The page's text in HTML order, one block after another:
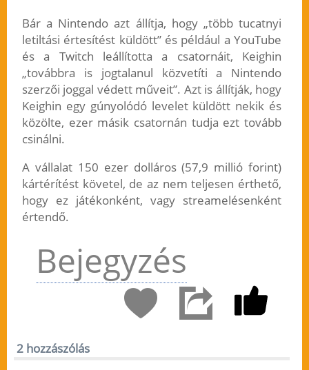
Bár a Nintendo azt állítja, hogy „több tucatnyi
letiltási értesítést küldött” és például a YouTube
és a Twitch leállította a csatornáit, Keighin
„továbbra is jogtalanul közvetíti a Nintendo
szerzői joggal védett műveit”. Azt is állítják, hogy
Keighin egy gúnyolódó levelet küldött nekik és
közölte, ezer másik csatornán tudja ezt tovább
csinálni.
A vállalat 150 ezer dolláros (57,9 millió forint)
kártérítést követel, de az nem teljesen érthető,
hogy ez játékonként, vagy streamelésenként
értendő.
Bejegyzés
2 hozzászólás